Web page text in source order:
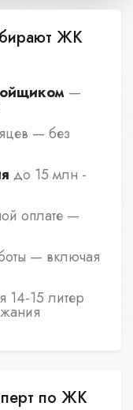
ЖК
—
— без
до 15 млн -
оплате —
— включая
14-15 литер
по ЖК